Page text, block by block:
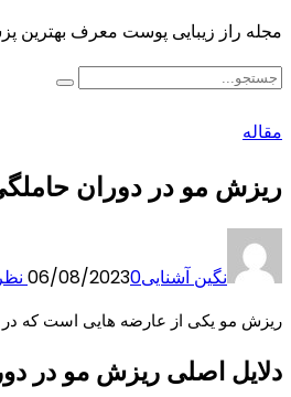
مجله راز زیبایی پوست معرف بهترین
مقاله
ریزش مو در دوران
نگین آشنایی 06/08/20230 نظر
ریزش مو یکی از عارضه هایی است که در
دلایل اصلی ریزش مو در